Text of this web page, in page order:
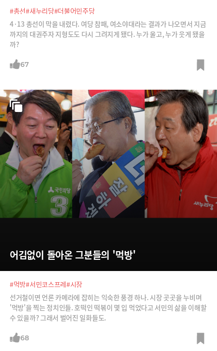
#총선#새누리당#더불어민주당
4·13 총선이 막을 내렸다. 여당 참패, 여소야대라는 결과가 나오면서 지금
까지의 대권주자 지형도도 다시 그려지게 됐다. 누가 울고, 누가 웃게 됐을
까?
67
어김없이 돌아온 그분들의 '먹방'
#먹방#서민코스프레#시장
선거철이면 언론 카메라에 잡히는 익숙한 풍경 하나. 시장 곳곳을 누비며
'먹방'을 찍는 정치인들. 호떡인 떡볶이 몇 입 먹었다고 서민의 삶을 이해할
수 있을까? 그래서 벌어진 일화들도.
68